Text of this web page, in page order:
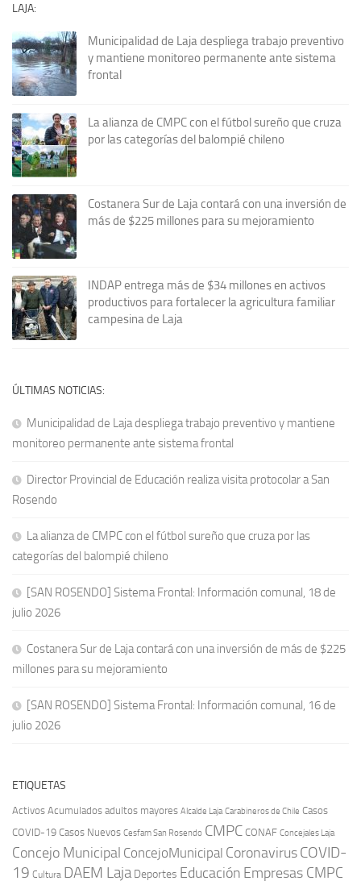
LAJA:
Municipalidad de Laja despliega trabajo preventivo
y mantiene monitoreo permanente ante sistema
frontal
La alianza de CMPC con el fútbol sureño que cruza
por las categorías del balompié chileno
Costanera Sur de Laja contará con una inversión de
más de $225 millones para su mejoramiento
INDAP entrega más de $34 millones en activos
productivos para fortalecer la agricultura familiar
campesina de Laja
ÚLTIMAS NOTICIAS:
Municipalidad de Laja despliega trabajo preventivo y mantiene
monitoreo permanente ante sistema frontal
Director Provincial de Educación realiza visita protocolar a San
Rosendo
La alianza de CMPC con el fútbol sureño que cruza por las
categorías del balompié chileno
[SAN ROSENDO] Sistema Frontal: Información comunal, 18 de
julio 2026
Costanera Sur de Laja contará con una inversión de más de $225
millones para su mejoramiento
[SAN ROSENDO] Sistema Frontal: Información comunal, 16 de
julio 2026
ETIQUETAS
Activos Acumulados adultos mayores Alcalde Laja Carabineros de Chile Casos
COVID-19 Casos Nuevos Cesfam San Rosendo CMPC CONAF Concejales Laja
Concejo Municipal ConcejoMunicipal CoronavirusCOVID-
19 Cultura DAEM Laja Deportes Educación Empresas CMPC